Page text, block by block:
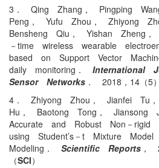
3． Qing Zhang， Pingping
Peng， Yufu Zhou， Zhiyong
Bensheng Qiu， Yishan Zheng，
－time wireless wearable
based on Support Vector
daily monitoring． International
Sensor Networks ． 2018，14（5
4． Zhiyong Zhou， Jianfei Tu
Hu， Baotong Tong， Jiansong
Accurate and Robust Non－
using Student’s－t Mixture
Modeling． Scientific Reports ，
（SCI）